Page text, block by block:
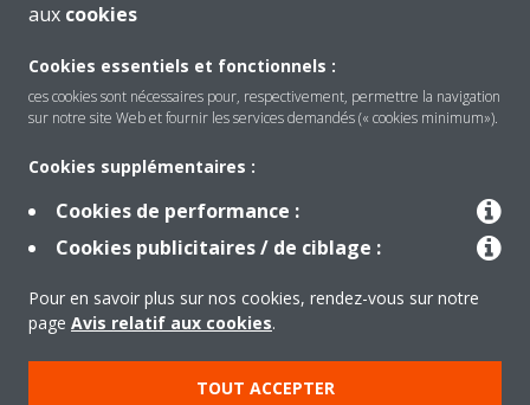
Produits
Solutions
aux cookies
Cookies essentiels et fonctionnels :
ces cookies sont nécessaires pour, respectivement, permettre la navigation
sur notre site Web et fournir les services demandés (« cookies minimum»).
Cookies supplémentaires :
Cookies de performance :
Cookies publicitaires / de ciblage :
Pour en savoir plus sur nos cookies, rendez-vous sur notre
page Avis relatif aux cookies.
TOUT ACCEPTER